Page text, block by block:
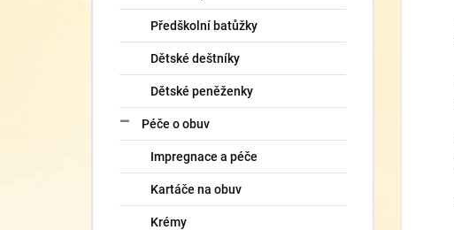
Předškolní batůžky
Dětské deštníky
Dětské peněženky
Péče o obuv
Impregnace a péče
Kartáče na obuv
Krémy